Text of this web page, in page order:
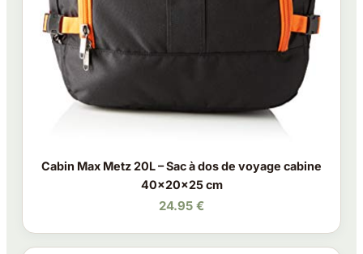
Cabin Max Metz 20L – Sac à dos de voyage cabine
40x20x25 cm
24.95 €